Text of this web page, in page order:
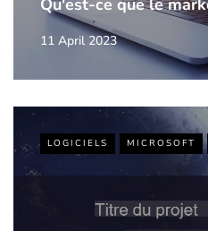
Qu'est-ce que le
11 April 2023
LOGICIELS MICROSOFT